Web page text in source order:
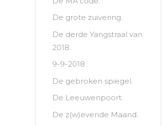
De grote zuivering.
De derde Yangstraal van
2018.
9-9-2018
De gebroken spiegel.
De Leeuwenpoort.
De z(w)evende Maand.